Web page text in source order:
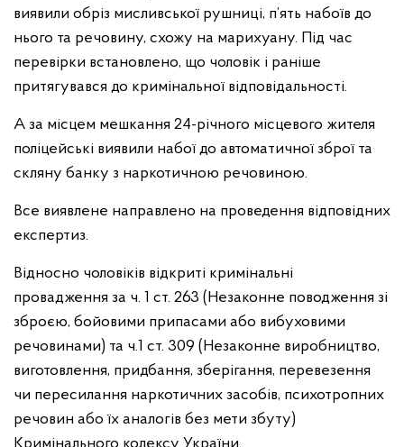
виявили обріз мисливської рушниці, п’ять набоїв до
нього та речовину, схожу на марихуану. Під час
перевірки встановлено, що чоловік і раніше
притягувався до кримінальної відповідальності.
А за місцем мешкання 24-річного місцевого жителя
поліцейські виявили набої до автоматичної зброї та
скляну банку з наркотичною речовиною.
Все виявлене направлено на проведення відповідних
експертиз.
Відносно чоловіків відкриті кримінальні
провадження за ч. 1 ст. 263 (Незаконне поводження зі
зброєю, бойовими припасами або вибуховими
речовинами) та ч.1 ст. 309 (Незаконне виробництво,
виготовлення, придбання, зберігання, перевезення
чи пересилання наркотичних засобів, психотропних
речовин або їх аналогів без мети збуту)